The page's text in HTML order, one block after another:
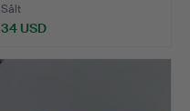
Sålt
34 USD